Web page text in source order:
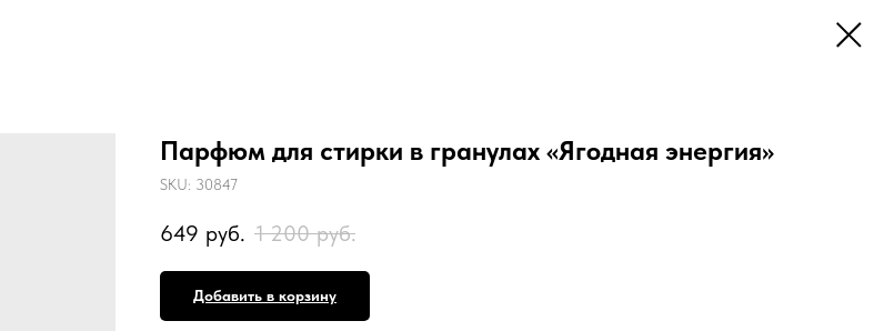
Парфюм для стирки в гранулах «Ягодная энергия»
SKU: 30847
649 руб. 1 200 руб.
Добавить в корзину